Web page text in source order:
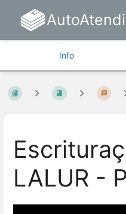
Info
LALUR -